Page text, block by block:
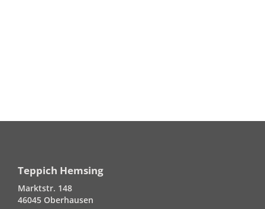
Teppich Hemsing
Marktstr. 148
46045 Oberhausen